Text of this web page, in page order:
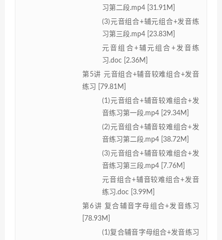
习第二段.mp4 [31.91M]
(3)元音组合+辅元组合+发音练
习第三段.mp4 [23.83M]
元音组合+辅元组合+发音练
习.doc [2.36M]
第5讲 元音组合+辅音较难组合+发音
练习 [79.81M]
(1)元音组合+辅音较难组合+发
音练习第一段.mp4 [29.34M]
(2)元音组合+辅音较难组合+发
音练习第二段.mp4 [38.72M]
(3)元音组合+辅音较难组合+发
音练习第三段.mp4 [7.76M]
元音组合+辅音较难组合+发音
练习.doc [3.99M]
第6讲 复合辅音字母组合+发音练习
[78.93M]
(1)复合辅音字母组合+发音练习